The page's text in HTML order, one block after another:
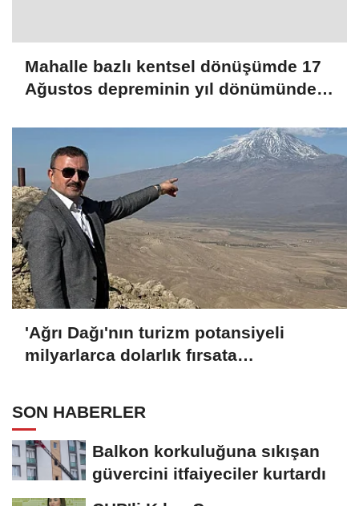
Mahalle bazlı kentsel dönüşümde 17
Ağustos depreminin yıl dönümünde
'Ağrı Dağı'nın turizm potansiyeli
milyarlarca dolarlık fırsata
SON HABERLER
Balkon korkuluğuna sıkışan
güvercini itfaiyeciler kurtardı